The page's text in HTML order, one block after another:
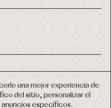
una mejor experiencia de
del sitio, personalizar el
específicos.
PRIMER BEBÉ.
RESERVADOS
en laPolítica de privacidad
comunicaciones comerciales
a través del email